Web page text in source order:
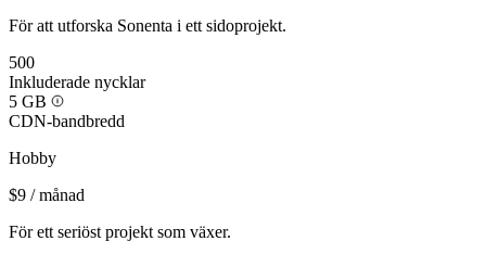
För att utforska Sonenta i ett sidoprojekt.
500
Inkluderade nycklar
5 GB
CDN-bandbredd
Hobby
$9 / månad
För ett seriöst projekt som växer.